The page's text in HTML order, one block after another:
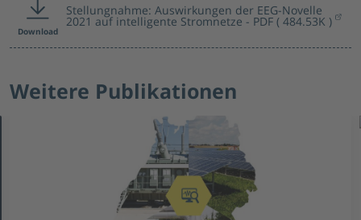
Download
Stellungnahme: Auswirkungen der EEG-Novelle
2021 auf intelligente Stromnetze PDF ( 484.53K )
Weitere Publikationen